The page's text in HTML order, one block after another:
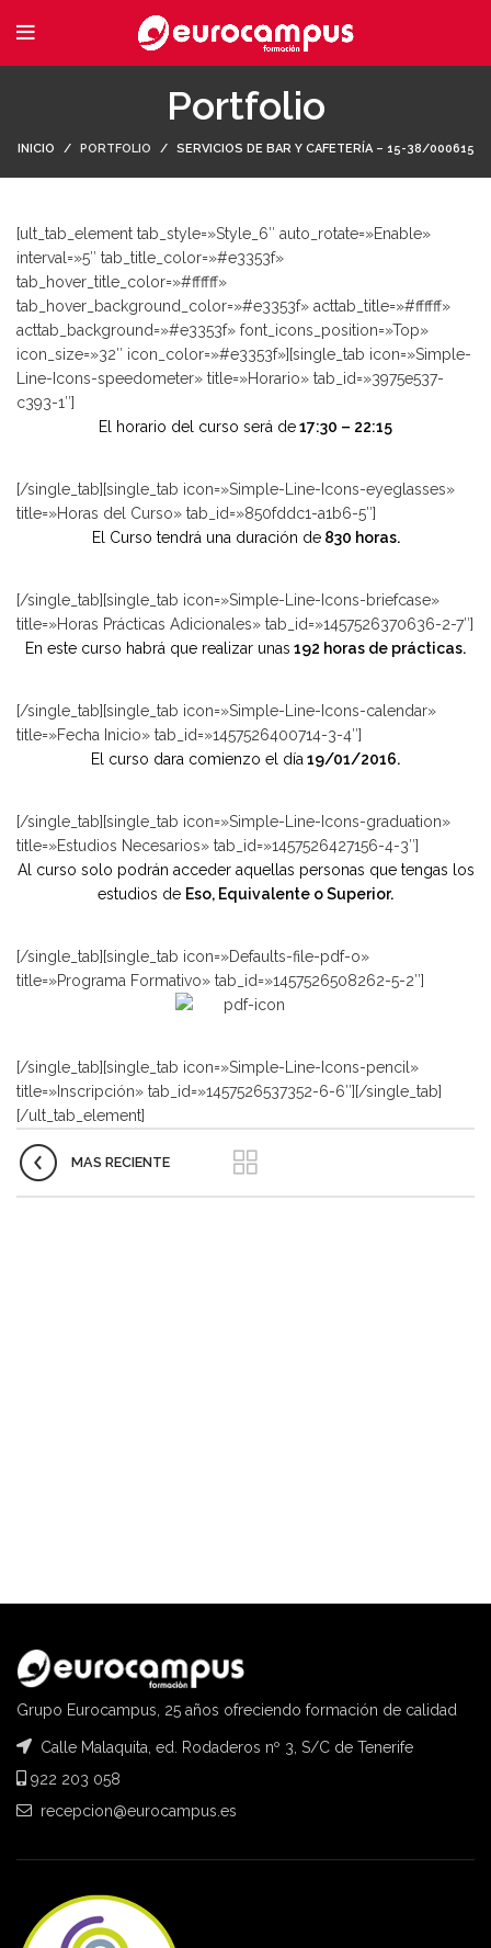
Portfolio
INICIO PORTFOLIO SERVICIOS DE BAR Y CAFETERÍA – 15-38/000615
[ult_tab_element tab_style=»Style_6″ auto_rotate=»Enable»
interval=»5″ tab_title_color=»#e3353f»
tab_hover_title_color=»#ffffff»
tab_hover_background_color=»#e3353f» acttab_title=»#ffffff»
acttab_background=»#e3353f» font_icons_position=»Top»
icon_size=»32″ icon_color=»#e3353f»][single_tab icon=»Simple-
Line-Icons-speedometer» title=»Horario» tab_id=»3975e537-
c393-1″]
El horario del curso será de17:30 – 22:15
[/single_tab][single_tab icon=»Simple-Line-Icons-eyeglasses»
title=»Horas del Curso» tab_id=»850fddc1-a1b6-5″]
El Curso tendrá una duración de830 horas.
[/single_tab][single_tab icon=»Simple-Line-Icons-briefcase»
title=»Horas Prácticas Adicionales» tab_id=»1457526370636-2-7″]
En este curso habrá que realizar unas 192 horas de prácticas.
[/single_tab][single_tab icon=»Simple-Line-Icons-calendar»
title=»Fecha Inicio» tab_id=»1457526400714-3-4″]
El curso dara comienzo el día 19/01/2016.
[/single_tab][single_tab icon=»Simple-Line-Icons-graduation»
title=»Estudios Necesarios» tab_id=»1457526427156-4-3″]
Al curso solo podrán acceder aquellas personas que tengas los
estudios de Eso, Equivalente o Superior.
[/single_tab][single_tab icon=»Defaults-file-pdf-o»
title=»Programa Formativo» tab_id=»1457526508262-5-2″]
[/single_tab][single_tab icon=»Simple-Line-Icons-pencil»
title=»Inscripción» tab_id=»1457526537352-6-6″][/single_tab]
[/ult_tab_element]
MAS RECIENTE
Grupo Eurocampus, 25 años ofreciendo formación de calidad
Calle Malaquita, ed. Rodaderos nº 3, S/C de Tenerife
922 203 058
recepcion@eurocampus.es